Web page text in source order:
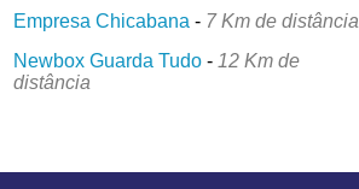
Empresa Chicabana - 7 Km de distância
Newbox Guarda Tudo - 12 Km de
distância